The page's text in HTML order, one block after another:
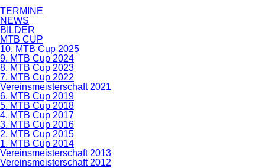
TERMINE
NEWS
BILDER
MTB CUP
10. MTB Cup 2025
9. MTB Cup 2024
8. MTB Cup 2023
7. MTB Cup 2022
Vereinsmeisterschaft 2021
6. MTB Cup 2019
5. MTB Cup 2018
4. MTB Cup 2017
3. MTB Cup 2016
2. MTB Cup 2015
1. MTB Cup 2014
Vereinsmeisterschaft 2013
Vereinsmeisterschaft 2012